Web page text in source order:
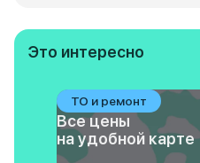
Это интересно
ТО и ремонт
Все цены
на удобной карте